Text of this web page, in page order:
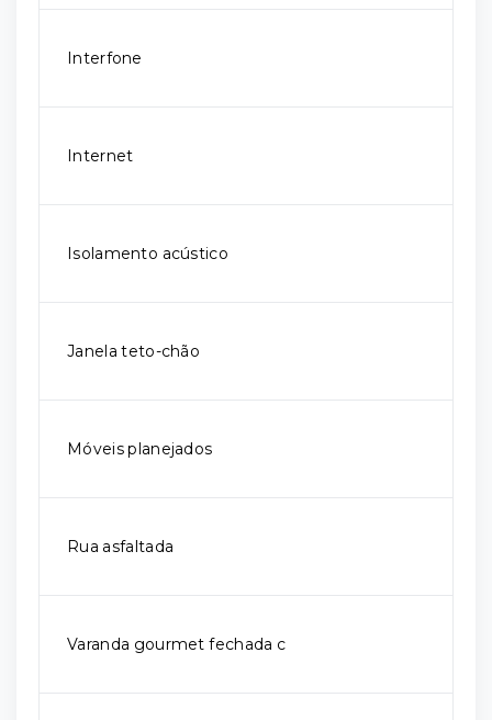
Interfone
Internet
Isolamento acústico
Janela teto-chão
Móveis planejados
Rua asfaltada
Varanda gourmet fechada c